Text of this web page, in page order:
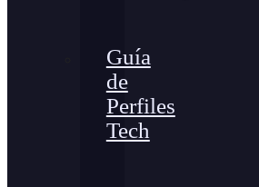
Guía
de
Perfiles
Tech